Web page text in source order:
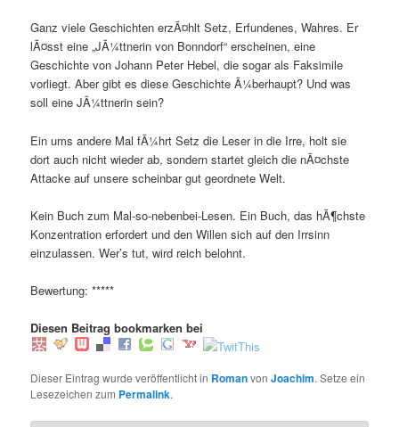
Ganz viele Geschichten erzÃ¤hlt Setz, Erfundenes, Wahres. Er
lÃ¤sst eine „JÃ¼ttnerin von Bonndorf“ erscheinen, eine
Geschichte von Johann Peter Hebel, die sogar als Faksimile
vorliegt. Aber gibt es diese Geschichte Ã¼berhaupt? Und was
soll eine JÃ¼ttnerin sein?
Ein ums andere Mal fÃ¼hrt Setz die Leser in die Irre, holt sie
dort auch nicht wieder ab, sondern startet gleich die nÃ¤chste
Attacke auf unsere scheinbar gut geordnete Welt.
Kein Buch zum Mal-so-nebenbei-Lesen. Ein Buch, das hÃ¶chste
Konzentration erfordert und den Willen sich auf den Irrsinn
einzulassen. Wer’s tut, wird reich belohnt.
Bewertung: *****
Diesen Beitrag bookmarken bei
Dieser Eintrag wurde veröffentlicht in RomanvonJoachim. Setze ein
Lesezeichen zum Permalink.